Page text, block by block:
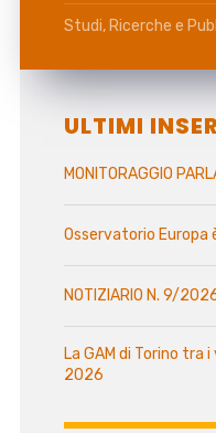
Studi, Ricerche e
ULTIMI
MONITORAGGIO
Osservatorio
NOTIZIARIO N. 9/
La GAM di Torino tra
2026